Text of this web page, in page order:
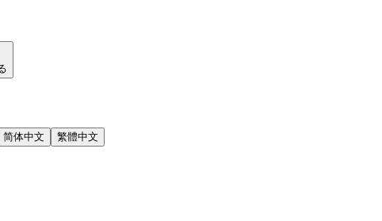
简体中文 繁體中文